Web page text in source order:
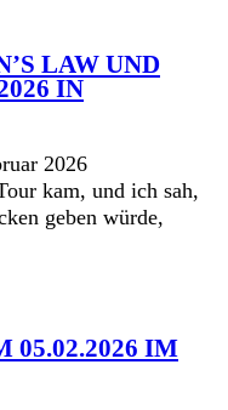
LAW UND
IN
2026
kam, und ich sah,
geben würde,
05.02.2026 IM